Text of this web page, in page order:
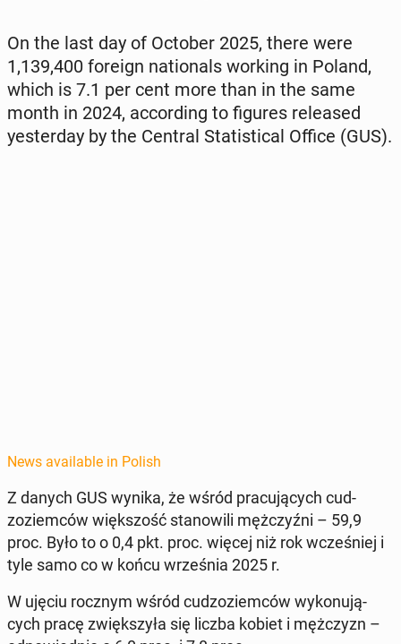
On the last day of October 2025, there were
1,139,400 foreign na­tion­als working in Poland,
which is 7.1 per cent more than in the same
month in 2024, ac­cord­ing to figures re­leased
yes­ter­day by the Central Sta­tis­ti­cal Office (GUS).
News available in Polish
Z danych GUS wynika, że wśród pracu­ją­cych cud­
zoziem­ców więk­szość stanow­ili mężczyźni – 59,9
proc. Było to o 0,4 pkt. proc. więcej niż rok wcześniej i
tyle samo co w końcu wrześ­nia 2025 r.
W ujęciu rocznym wśród cud­zoziem­ców wykonu­ją­
cych pracę zwięk­szyła się liczba kobiet i mężczyzn –